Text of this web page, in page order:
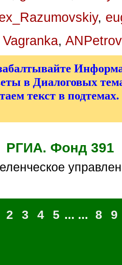
,
Vagranka, ANPetrov
в Диалоговых
текст в
РГИА. Фонд 391
2 3 4 5 ... ... 8
9